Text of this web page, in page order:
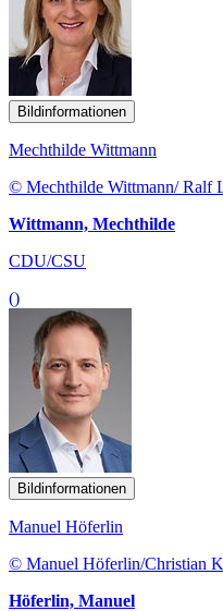
Bildinformationen
Mechthilde Wittmann
© Mechthilde Wittmann/ Ralf
Wittmann, Mechthilde
CDU/CSU
()
Bildinformationen
Manuel Höferlin
© Manuel Höferlin/Christian
Höferlin, Manuel